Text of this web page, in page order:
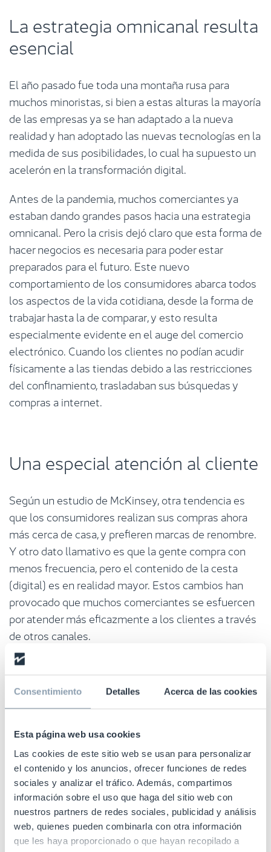
Consentimiento Detalles Acerca de las cookies
Esta página web usa cookies
Las cookies de este sitio web se usan para personalizar
el contenido y los anuncios, ofrecer funciones de redes
sociales y analizar el tráfico. Además, compartimos
información sobre el uso que haga del sitio web con
nuestros partners de redes sociales, publicidad y análisis
web, quienes pueden combinarla con otra información
que les haya proporcionado o que hayan recopilado a
La estrategia omnicanal resulta
esencial
El año pasado fue toda una montaña rusa para
muchos minoristas, si bien a estas alturas la mayoría
de las empresas ya se han adaptado a la nueva
realidad y han adoptado las nuevas tecnologías en la
medida de sus posibilidades, lo cual ha supuesto un
acelerón en la transformación digital.
Antes de la pandemia, muchos comerciantes ya
estaban dando grandes pasos hacia una estrategia
omnicanal. Pero la crisis dejó claro que esta forma de
hacer negocios es necesaria para poder estar
preparados para el futuro. Este nuevo
comportamiento de los consumidores abarca todos
los aspectos de la vida cotidiana, desde la forma de
trabajar hasta la de comparar, y esto resulta
especialmente evidente en el auge del comercio
electrónico. Cuando los clientes no podían acudir
físicamente a las tiendas debido a las restricciones
del confinamiento, trasladaban sus búsquedas y
compras a internet.
Una especial atención al cliente
Según un estudio de McKinsey, otra tendencia es
que los consumidores realizan sus compras ahora
más cerca de casa, y prefieren marcas de renombre.
Y otro dato llamativo es que la gente compra con
menos frecuencia, pero el contenido de la cesta
(digital) es en realidad mayor. Estos cambios han
provocado que muchos comerciantes se esfuercen
por atender más eficazmente a los clientes a través
de otros canales.
McKinsey prevé que los consumidores con una
estrategia omnicanal flexible que pueda hacer
realidad una atención especial al cliente van a ser
capaces de recuperarse más rápidamente de la
pandemia. De hecho, muchos están probando
«nuevos» modelos, como las compras online
seguidas de la recogida en la tienda. Se espera que
este tipo de modelos sean permanentes, y que los
consumidores sigan utilizándolos después de la
pandemia.